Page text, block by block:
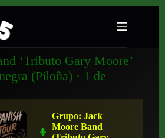
‘Tributo Gary Moore’
(Piloña) · 1 de
Grupo:Jack
Moore Band